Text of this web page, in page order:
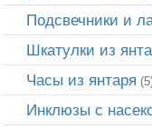
Подсвечники и
Шкатулки из
Часы из янтаря
Инклюзы с